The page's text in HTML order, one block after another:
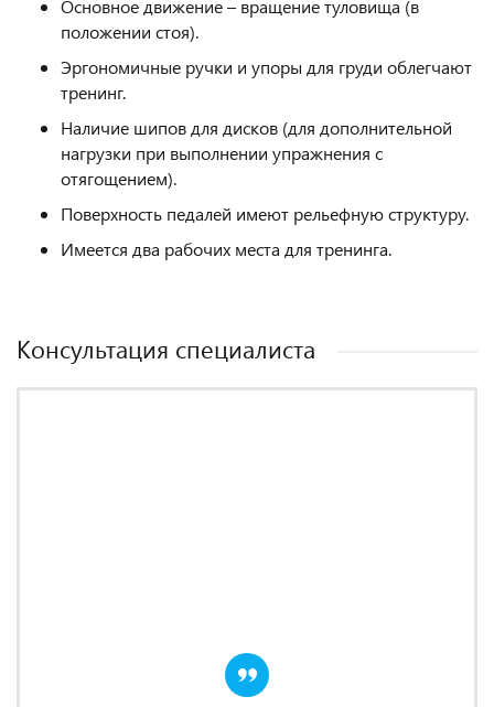
Основное движение – вращение туловища (в
положении стоя).
Эргономичные ручки и упоры для груди облегчают
тренинг.
Наличие шипов для дисков (для дополнительной
нагрузки при выполнении упражнения с
отягощением).
Поверхность педалей имеют рельефную структуру.
Имеется два рабочих места для тренинга.
Консультация специалиста